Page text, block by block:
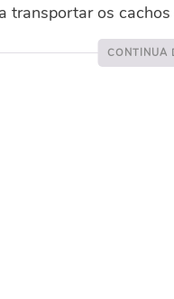
transportar os